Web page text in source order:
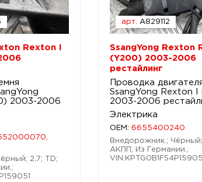
Rexton I
2003-2006
2,7; TD;
арт. A829112
SsangYong Rexton
(Y200) 2003-2006
рестайлинг
Проводка
SsangYong Rexton I
2003-2006
Электрика
OEM: 6655400240
Внедорожник.; Чёрный;
АКПП; Из Германии.;